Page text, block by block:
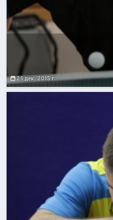
21 дек. 2015 г.